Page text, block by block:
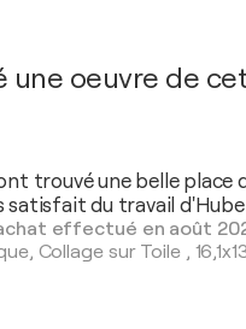
une oeuvre de
trouvé une belle place
satisfait du travail
effectué en août
Collage sur Toile,